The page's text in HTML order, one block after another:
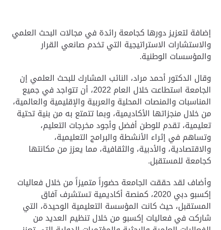
إضافة لتعزيز دورها كجامعة رائدة في مجالات البحث العلمي
والاستشارات الاستراتيجية التي تخدم صانعي القرار
والمؤسسات الوطنية.
وقال الدكتور أحمد مراد، النائب المشارك للبحث العلمي إن
الجامعة استطاعت خلال العام 2022، أن تتواجد في جميع
المناسبات والمنصات المحلية والعربية والإقليمية والعالمية،
من خلال منجزاتها الأكاديمية، وبما تتمتع به من بنية تحتية
تعليمية، تقدم للوطن أفضل وأجود مخرجات التعليم،
وتساهم في إثراء الأنشطة والبرامج التعليمية،
والاقتصادية، والأدبية، والثقافية، مما يعزز من مكانتها
كجامعة للمستقبل.
وأضاف لقد حققت الجامعة حضوراً متميزاً من خلال فعاليات
إكسبو دبي 2020، كمنصة أكاديمية تستشرف آفاق
المستقبل، حيث كانت المؤسسة التعليمية الوحيدة، التي
شاركت في فعاليات إكسبو من خلال تنظيم العديد من